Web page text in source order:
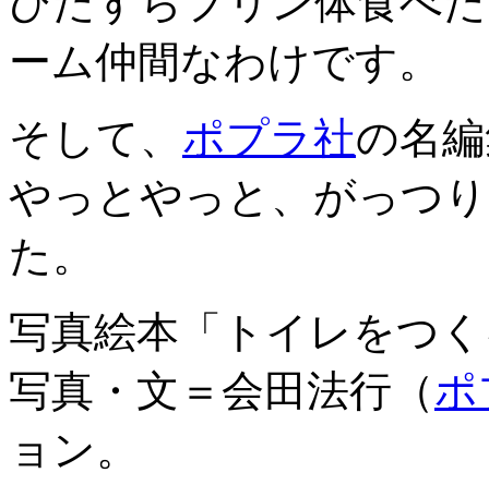
ーム仲間なわけです。
そして、 ポプラ社の名
やっとやっと、がっつ
た。
写真絵本「トイレをつ
写真・文＝会田法行（ポ
ョン。